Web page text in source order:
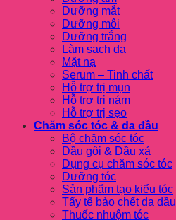
Dưỡng mắt
Dưỡng môi
Dưỡng trắng
Làm sạch da
Mặt nạ
Serum – Tinh chất
Hỗ trợ trị mụn
Hỗ trợ trị nám
Hỗ trợ trị sẹo
Chăm sóc tóc & da đầu
Bộ chăm sóc tóc
Dầu gội & Dầu xả
Dụng cụ chăm sóc tóc
Dưỡng tóc
Sản phẩm tạo kiểu tóc
Tẩy tế bào chết da dầu
Thuốc nhuộm tóc